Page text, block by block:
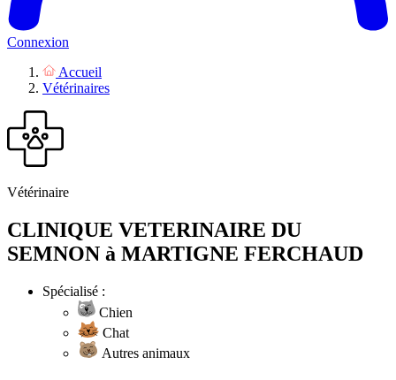
Connexion
Accueil
Vétérinaires
Vétérinaire
CLINIQUE VETERINAIRE DU
SEMNON à MARTIGNE FERCHAUD
Spécialisé :
Chien
Chat
Autres animaux